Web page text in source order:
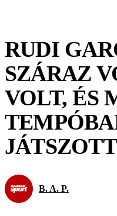
RUDI
SZÁRAZ
VOLT, ÉS
B. A. P.